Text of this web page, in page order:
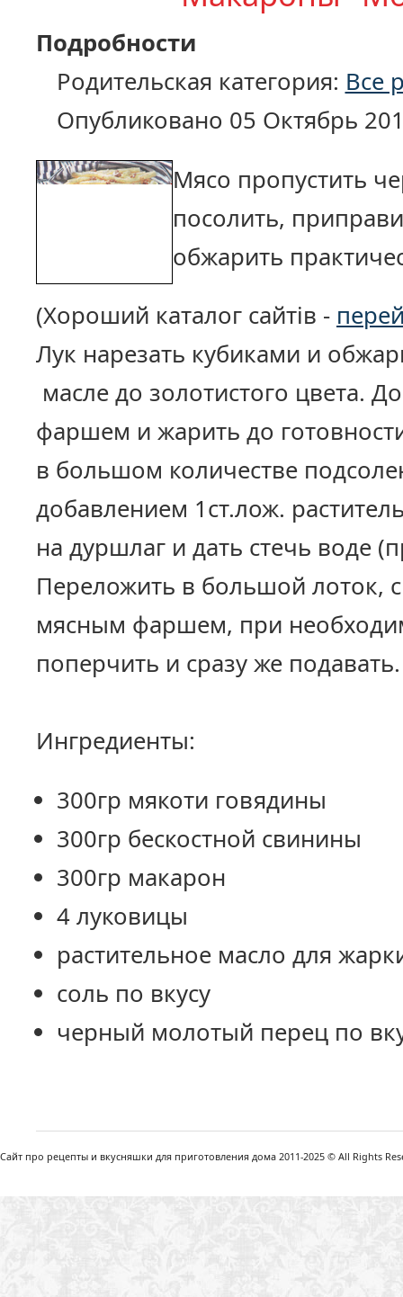
Подробности
Родительская категория: Все
Опубликовано 05 Октябрь
Мясо пропустить
посолить,
обжарить
(Хороший каталог сайтів -
Лук нарезать кубиками и
масле до золотистого цвета.
фаршем и жарить до
в большом количестве
добавлением 1ст.лож.
на дуршлаг и дать стечь воде
Переложить в большой лоток,
мясным фаршем, при
поперчить и сразу же подавать.
Ингредиенты:
300гр мякоти говядины
300гр бескостной свинины
300гр макарон
4 луковицы
растительное масло для
соль по вкусу
черный молотый перец по
Сайт про рецепты и вкусняшки для приготовления дома 2011-2025 © All Rights